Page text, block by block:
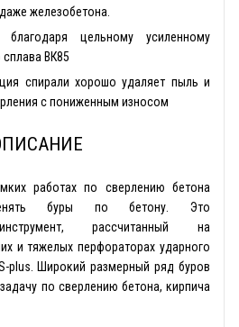
железобетона.
цельному усиленному
ВК85
спирали хорошо удаляет пыль и
с пониженным износом
работах по сверлению бетона
буры по бетону. Это
рассчитанный на
и тяжелых перфораторах ударного
plus. Широкий размерный ряд буров
по сверлению бетона, кирпича